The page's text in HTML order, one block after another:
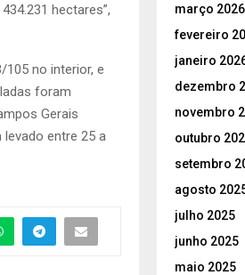
hectares”,
no interior, e
foram
Gerais
levado entre 25 a
março 2026
fevereiro
janeiro
dezembro
novembro
outubro
setembro
agosto
julho 2025
junho 2025
maio 2025